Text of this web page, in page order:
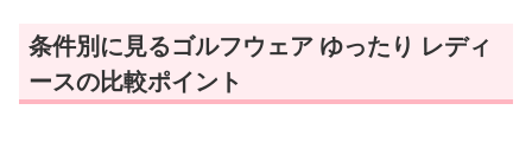
条件別に見るゴルフウェア ゆったり レディ
ースの比較ポイント